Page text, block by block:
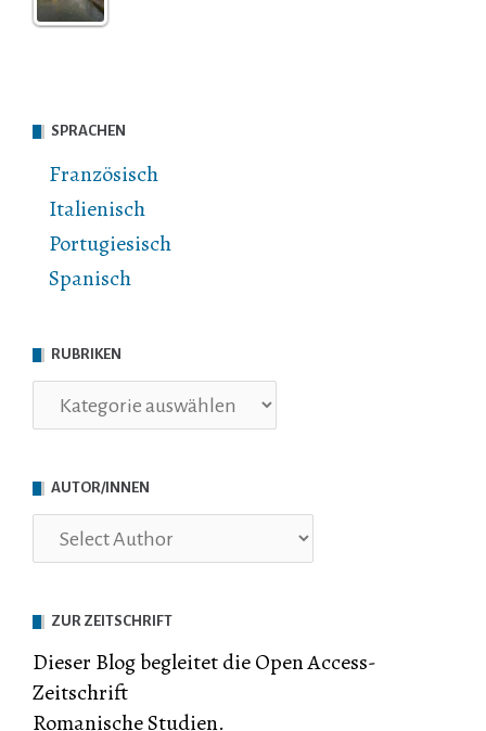
SPRACHEN
Französisch
Italienisch
Portugiesisch
Spanisch
RUBRIKEN
Rubriken
AUTOR/INNEN
ZUR ZEITSCHRIFT
Dieser Blog begleitet die Open Access-
Zeitschrift
Romanische Studien.